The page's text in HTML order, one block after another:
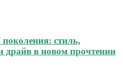
стиль,
драйв в новом прочтении